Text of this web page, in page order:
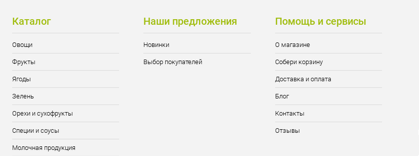
Каталог
Овощи
Фрукты
Ягоды
Зелень
Орехи и сухофрукты
Специи и соусы
Молочная продукция
Наши предложения
Новинки
Выбор покупателей
Помощь и сервисы
О магазине
Собери корзину
Доставка и оплата
Блог
Контакты
Отзывы